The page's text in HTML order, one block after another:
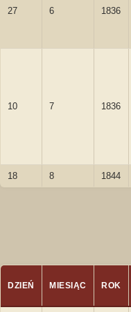
27 6 1836
10 7 1836
18 8 1844
DZIEŃ MIESIĄC ROK